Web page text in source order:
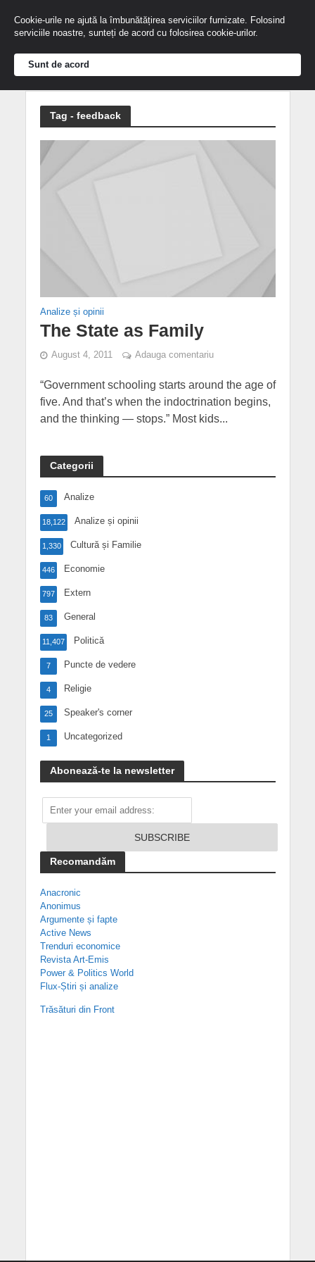
Tag - feedback
Analize și opinii
The State as Family
August 4, 2011 Adauga comentariu
“Government schooling starts around the age of
five. And that’s when the indoctrination begins,
and the thinking — stops.” Most kids...
Categorii
Analize
60
Analize și opinii
18,122
Cultură și Familie
1,330
Economie
446
Extern
797
General
83
Politică
11,407
Puncte de vedere
7
Religie
4
Speaker's corner
25
Uncategorized
1
Abonează-te la newsletter
Recomandăm
Anacronic
Anonimus
Argumente și fapte
Active News
Trenduri economice
Revista Art-Emis
Power & Politics World
Flux-Știri și analize
Trăsături din Front
Cookie-urile ne ajută la îmbunătățirea serviciilor furnizate. Folosind
serviciile noastre, sunteți de acord cu folosirea cookie-urilor.
Sunt de acord